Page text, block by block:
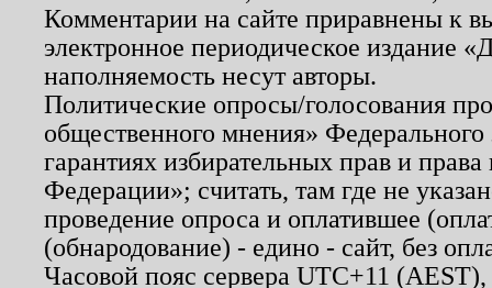
Комментарии на сайте приравнены к
электронное периодическое издание
наполняемость несут авторы.
Политические опросы/голосования
общественного мнения»
гарантиях избирательных прав и
Федерации»; считать, там где не
проведение опроса и оплатившее
(обнародование) - едино - сайт, без
Часовой пояс сервера UTC+11